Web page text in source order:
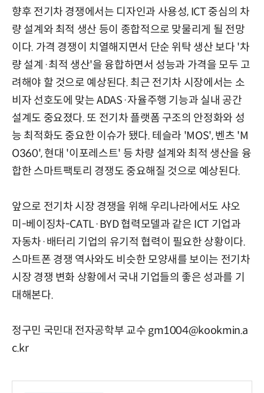
향후 전기차 경쟁에서는 디자인과 사용성, ICT 중심의 차
량 설계와 최적 생산 등이 종합적으로 맞물리게 될 전망
이다. 가격 경쟁이 치열해지면서 단순 위탁 생산 보다 '차
량 설계·최적 생산'을 융합하면서 성능과 가격을 모두 고
려해야 할 것으로 예상된다. 최근 전기차 시장에서는 소
비자 선호도에 맞는 ADAS·자율주행 기능과 실내 공간
설계도 중요졌다. 또 전기차 플랫폼 구조의 안정화와 성
능 최적화도 중요한 이슈가 됐다. 테슬라 'MOS', 벤츠 'M
O360', 현대 '이포레스트' 등 차량 설계와 최적 생산을 융
합한 스마트팩토리 경쟁도 중요해질 것으로 예상된다.
앞으로 전기차 시장 경쟁을 위해 우리나라에서도 샤오
미-베이징차-CATL·BYD 협력모델과 같은 ICT 기업과
자동차·배터리 기업의 유기적 협력이 필요한 상황이다.
스마트폰 경쟁 역사와도 비슷한 모양새를 보이는 전기차
시장 경쟁 변화 상황에서 국내 기업들의 좋은 성과를 기
대해본다.
정구민 국민대 전자공학부 교수 gm1004@kookmin.a
c.kr